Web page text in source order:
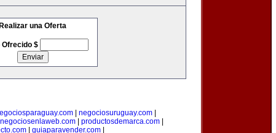
Realizar una Oferta
Ofrecido $
negociosuruguay.com
negociosenlaweb.com productosdemarca.com
guiaparavender.com